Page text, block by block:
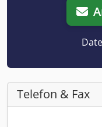
Telefon & Fax